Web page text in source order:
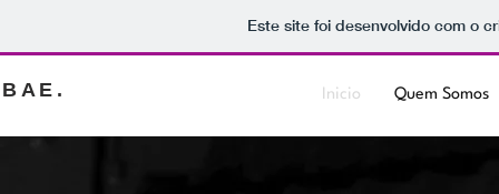
Este site foi desenvolvido com o
BAE. Inicio Quem Somos